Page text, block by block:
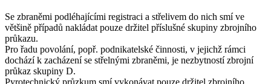
Se zbraněmi podléhajícími registraci a střelivem do nich smí ve
většině případů nakládat pouze držitel příslušné skupiny zbrojního
průkazu.
Pro řadu povolání, popř. podnikatelské činnosti, v jejichž rámci
dochází k zacházení se střelnými zbraněmi, je nezbytností zbrojní
průkaz skupiny D.
Pyrotechnický průzkum smí vykonávat pouze držitel zbrojního